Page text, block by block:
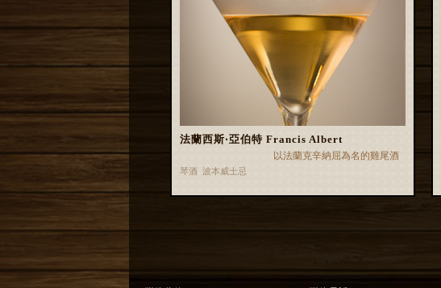
法蘭西斯‧亞伯特 Francis Albert
以法蘭克辛納屈為名的雞尾酒
琴酒 波本威士忌